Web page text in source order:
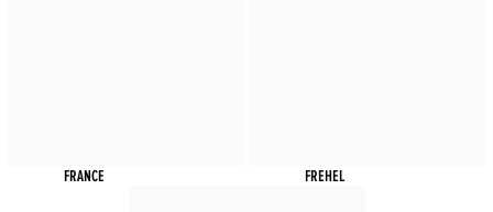
FRANCE FREHEL